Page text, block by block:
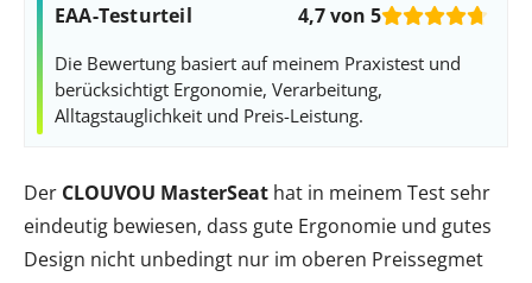
EAA-Testurteil 4,7 von 5
Die Bewertung basiert auf meinem Praxistest und
berücksichtigt Ergonomie, Verarbeitung,
Alltagstauglichkeit und Preis-Leistung.
Der CLOUVOU MasterSeat hat in meinem Test sehr
eindeutig bewiesen, dass gute Ergonomie und gutes
Design nicht unbedingt nur im oberen Preissegmet